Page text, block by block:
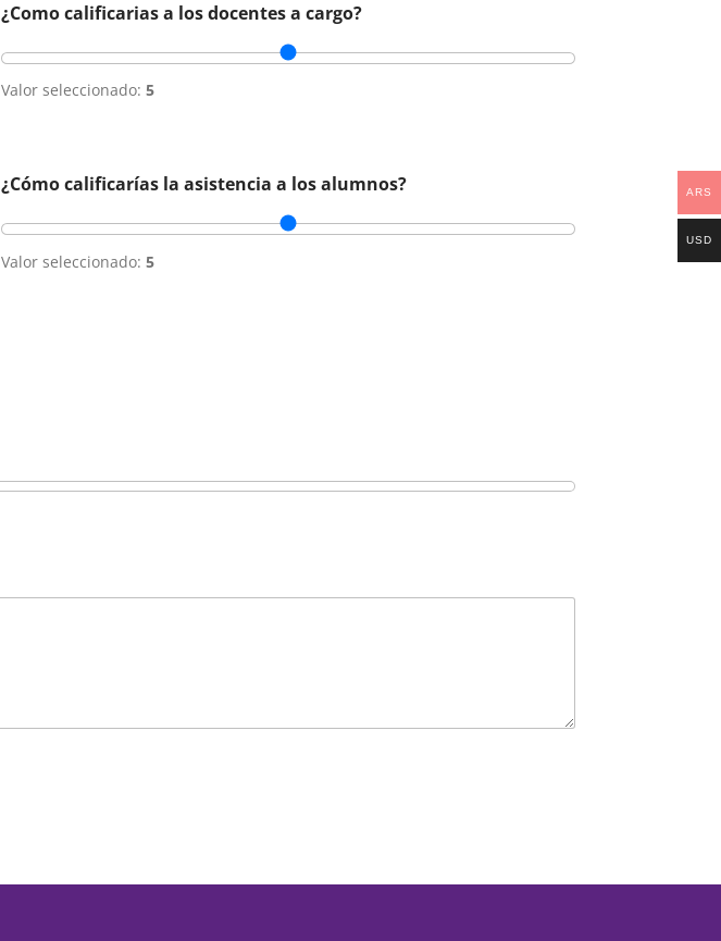
¿Como calificarias a los docentes a cargo?
Valor seleccionado: 5
¿Cómo calificarías la asistencia a los alumnos?
Valor seleccionado: 5
ARS
USD